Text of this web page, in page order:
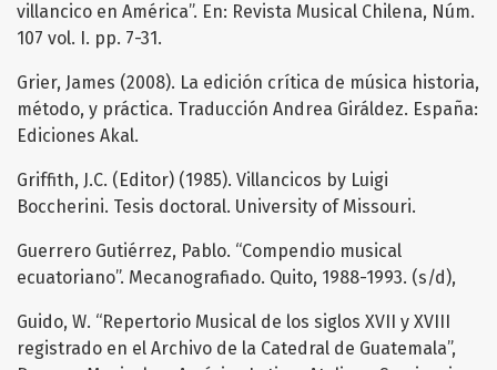
villancico en América”. En: Revista Musical Chilena, Núm.
107 vol. I. pp. 7-31.
Grier, James (2008). La edición crítica de música historia,
método, y práctica. Traducción Andrea Giráldez. España:
Ediciones Akal.
Griffith, J.C. (Editor) (1985). Villancicos by Luigi
Boccherini. Tesis doctoral. University of Missouri.
Guerrero Gutiérrez, Pablo. “Compendio musical
ecuatoriano”. Mecanografiado. Quito, 1988-1993. (s/d),
Guido, W. “Repertorio Musical de los siglos XVII y XVIII
registrado en el Archivo de la Catedral de Guatemala”,